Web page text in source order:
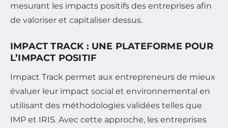
mesurant les impacts positifs des entreprises afin
de valoriser et capitaliser dessus.
IMPACT TRACK : UNE PLATEFORME POUR
L’IMPACT POSITIF
Impact Track permet aux entrepreneurs de mieux
évaluer leur impact social et environnemental en
utilisant des méthodologies validées telles que
IMP et IRIS. Avec cette approche, les entreprises